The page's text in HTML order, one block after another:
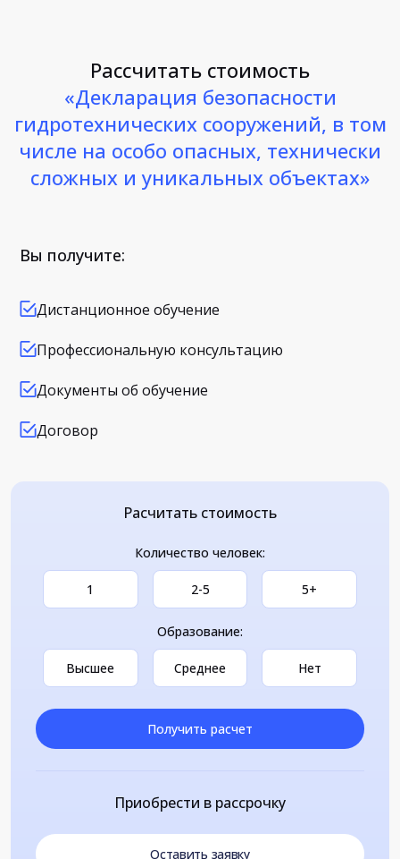
Рассчитать стоимость
«Декларация безопасности
гидротехнических сооружений, в том
числе на особо опасных, технически
сложных и уникальных объектах»
Вы получите:
Дистанционное обучение
Профессиональную консультацию
Документы об обучение
Договор
Расчитать стоимость
Количество человек:
1 2-5 5+
Образование:
Высшее Среднее Нет
Получить расчет
Приобрести в рассрочку
Оставить заявку